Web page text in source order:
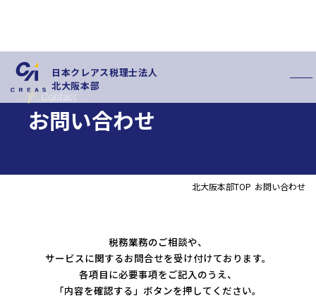
日本クレアス税理士法人
北大阪本部
新卒採用情報
中途採用情報
Contact
お問い合わせ
北大阪本部TOP お問い合わせ
税務業務のご相談や、
サービスに関するお問合せを受け付けております。
各項目に必要事項をご記入のうえ、
「内容を確認する」ボタンを押してください。